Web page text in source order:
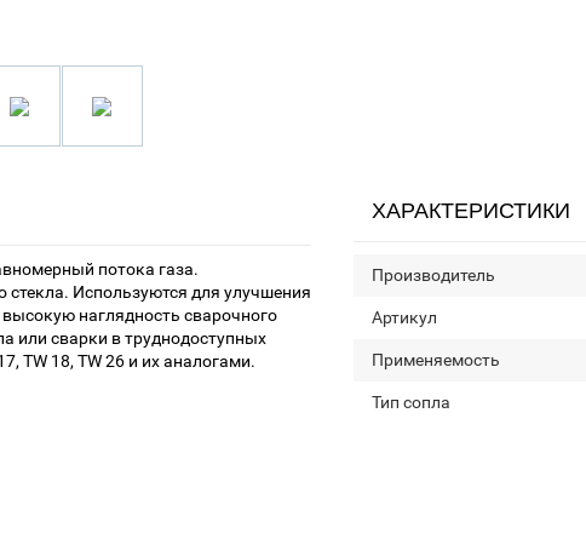
потока газа.
стекла. Используются для улучшения
наглядность сварочного
или сварки в труднодоступных
TW 18, TW 26 и их аналогами.
ХАРАКТЕРИСТИКИ
Производитель
Артикул
Применяемость
Тип сопла